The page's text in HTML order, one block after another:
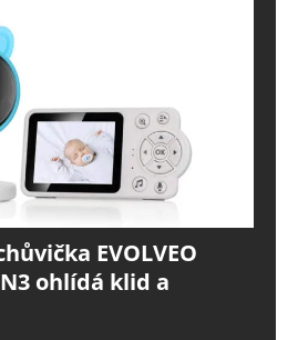
EVOLVEO
ohlídá klid a